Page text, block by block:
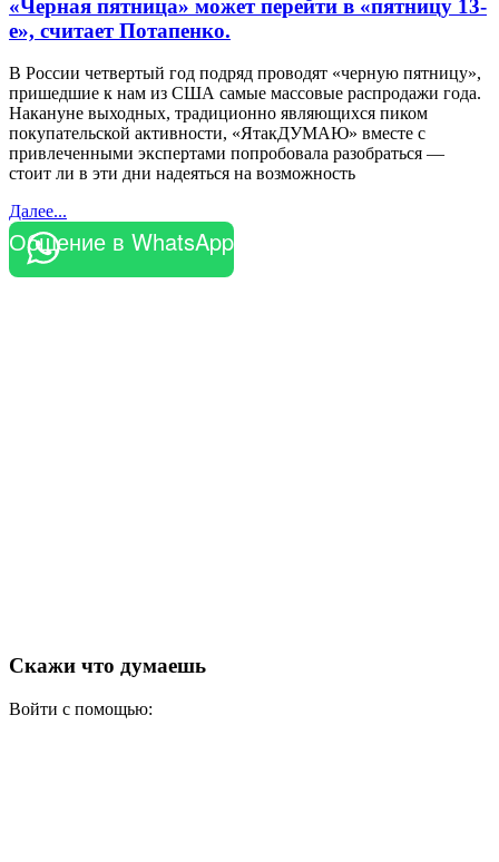
«Черная пятница» может перейти в «пятницу 13-
е», считает Потапенко.
В России четвертый год подряд проводят «черную пятницу»,
пришедшие к нам из США самые массовые распродажи года.
Накануне выходных, традиционно являющихся пиком
покупательской активности, «ЯтакДУМАЮ» вместе с
привлеченными экспертами попробовала разобраться —
стоит ли в эти дни надеяться на возможность
Далее...
Общение в WhatsApp
Скажи что думаешь
Войти с помощью: